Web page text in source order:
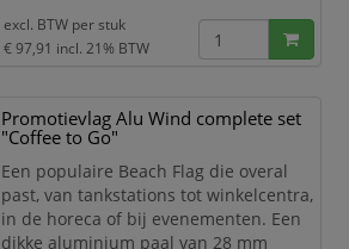
jouw gelegenheid. Een mooie vlag voor
jouw binnen- en buitenreclame.
print "EHBO" en water tank voet
Versie Enkelzijdig
Taal: Nederlands
Ecologisch prin
excl. BTW perstuk
€ 97,91 incl. 21% BTW
Promotievlag Alu Wind complete set
"Coffee to Go"
Een populaire Beach Flag die overal
past, van tankstations tot winkelcentra,
in de horeca of bij evenementen. Een
dikke aluminium paal van 28 mm